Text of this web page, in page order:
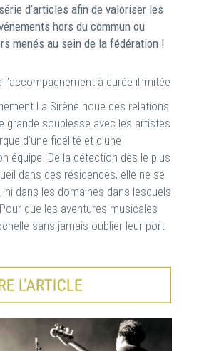
d’articles afin de valoriser les
hors du commun ou
menés au sein de la fédération !
l’accompagnement à durée illimitée
La Sirène noue des relations
grande souplesse avec les artistes
d’une fidélité et d’une
équipe. De la détection dès le plus
dans des résidences, elle ne se
ni dans les domaines dans lesquels
que les aventures musicales
sans jamais oublier leur port